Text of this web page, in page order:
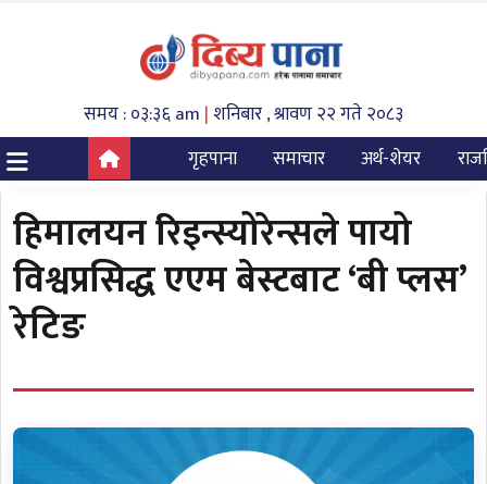
समय : ०३:३६ am | शनिबार , श्रावण २२ गते २०८३
गृहपाना
समाचार अर्थ-शेयर
हिमालयन रिइन्स्योरेन्सले पायो
विश्वप्रसिद्ध एएम बेस्टबाट ‘बी प्लस’
रेटिङ